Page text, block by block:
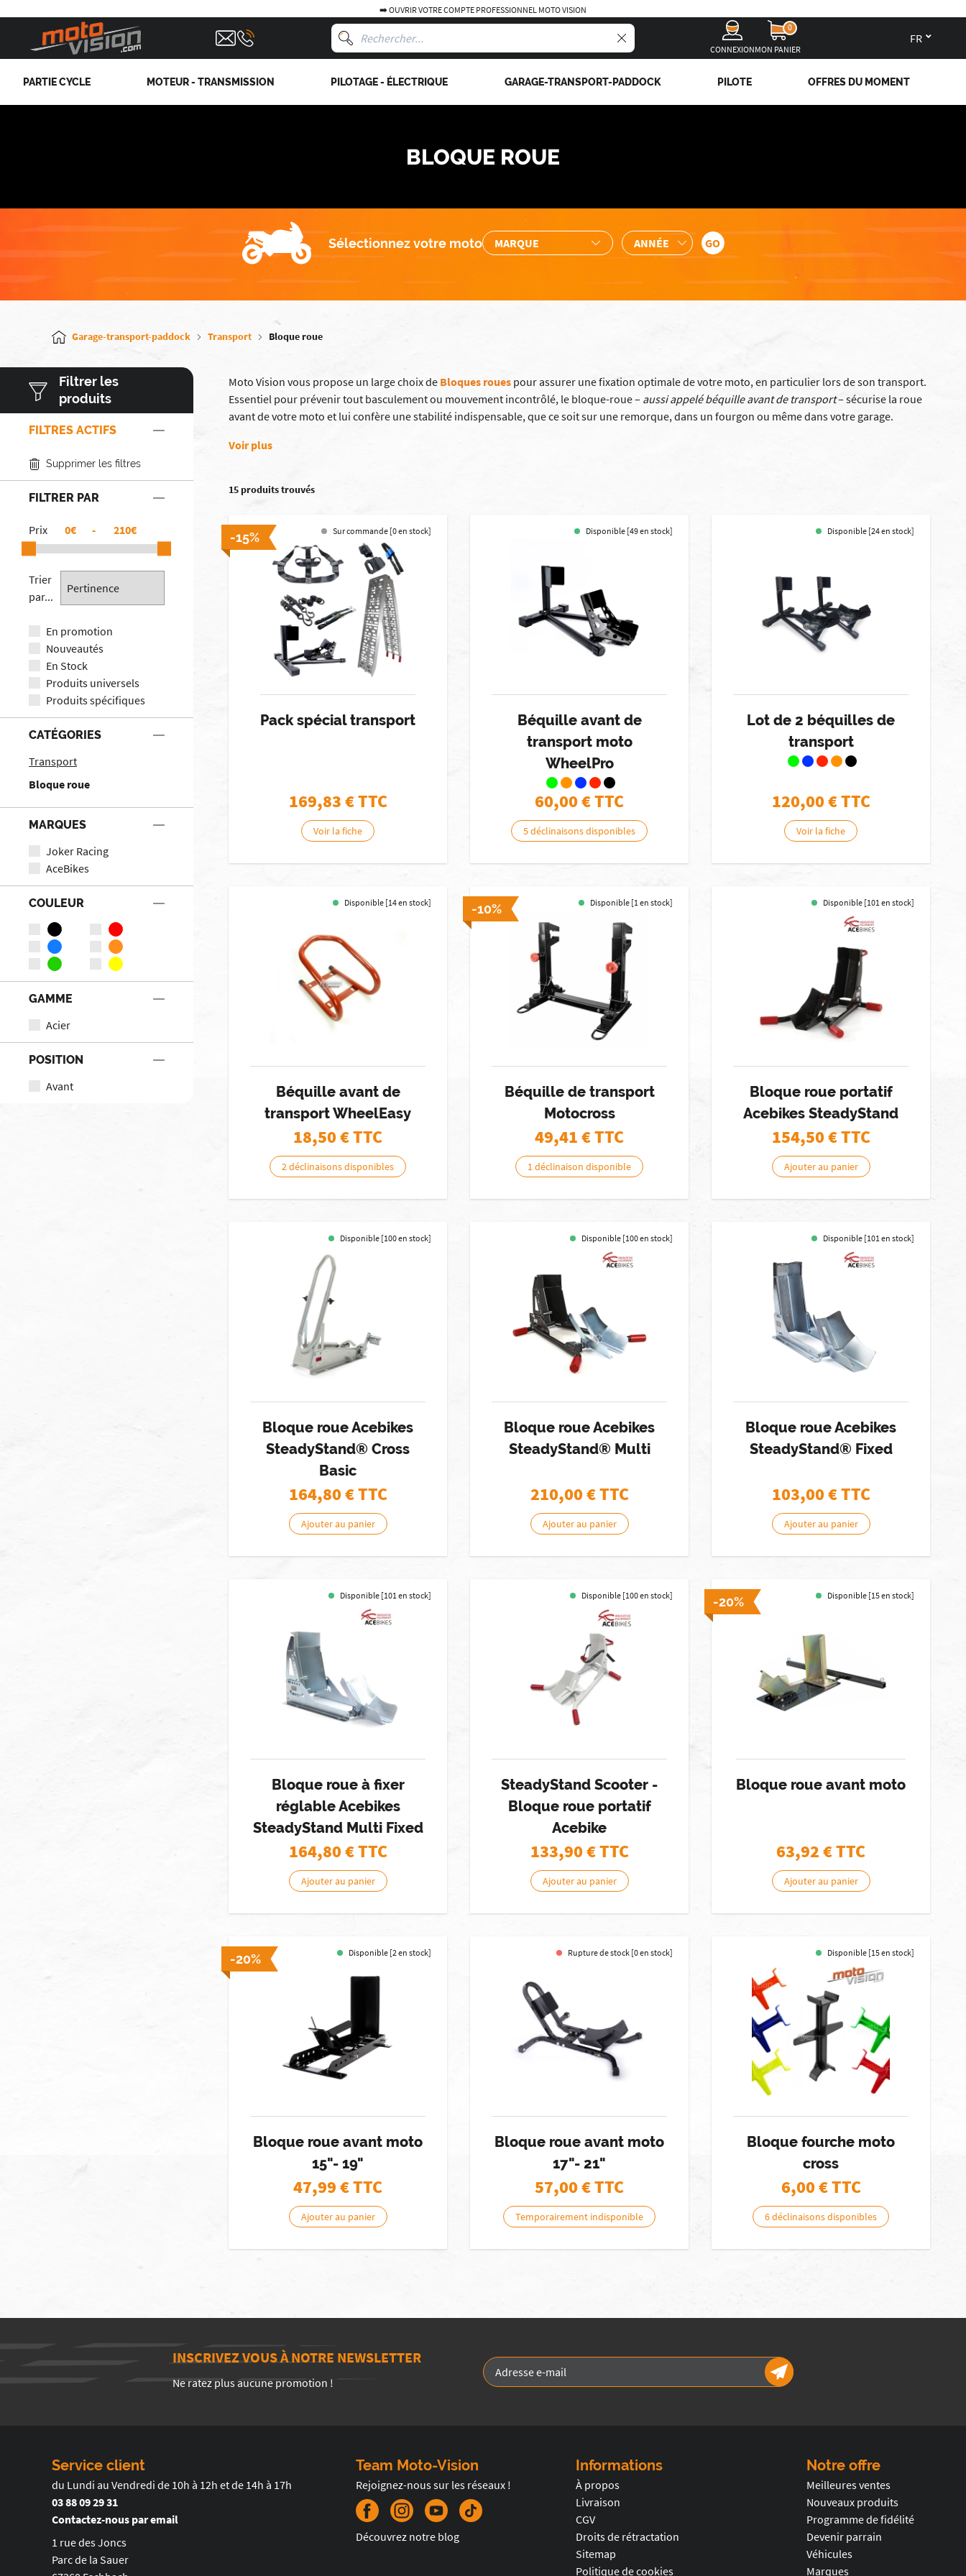
➡️ OUVRIR VOTRE COMPTE PROFESSIONNEL MOTO VISION
CONNEXION
0
MON PANIER
PARTIE CYCLE MOTEUR - TRANSMISSION PILOTAGE - ÉLECTRIQUE GARAGE-TRANSPORT-PADDOCK PILOTE OFFRES DU MOMENT
BLOQUE ROUE
Sélectionnez votre moto
Garage-transport-paddock Transport Bloque roue
Filtrer les
produits
FILTRES ACTIFS
Supprimer les filtres
FILTRER PAR
Prix € - €
Trier
par...
En promotion
Nouveautés
En Stock
Produits universels
Produits spécifiques
CATÉGORIES
Transport
Bloque roue
MARQUES
Joker Racing
AceBikes
COULEUR
GAMME
Acier
POSITION
Avant
Moto Vision vous propose un large choix de Bloques roues pour assurer une fixation optimale de votre moto, en particulier lors de son transport.
Essentiel pour prévenir tout basculement ou mouvement incontrôlé, le bloque-roue – aussi appelé béquille avant de transport– sécurise la roue
avant de votre moto et lui confère une stabilité indispensable, que ce soit sur une remorque, dans un fourgon ou même dans votre garage.
Voir plus
15 produits trouvés
-15% Sur commande [0 en stock]
Pack spécial transport
169,83€ TTC
Voir la fiche
Disponible [49 en stock]
Béquille avant de
transport moto
WheelPro
60,00€ TTC
5 déclinaisons disponibles
Disponible [24 en stock]
Lot de 2 béquilles de
transport
120,00€ TTC
Voir la fiche
Disponible [14 en stock]
Béquille avant de
transport WheelEasy
18,50€ TTC
2 déclinaisons disponibles
-10% Disponible [1 en stock]
Béquille de transport
Motocross
49,41 € TTC
1 déclinaison disponible
Disponible [101 en stock]
Bloque roue portatif
Acebikes SteadyStand
154,50€ TTC
Ajouter au panier
Disponible [100 en stock]
Bloque roue Acebikes
SteadyStand® Cross
Basic
164,80€ TTC
Ajouter au panier
Disponible [100 en stock]
Bloque roue Acebikes
SteadyStand® Multi
210,00€ TTC
Ajouter au panier
Disponible [101 en stock]
Bloque roue Acebikes
SteadyStand® Fixed
103,00€ TTC
Ajouter au panier
Disponible [101 en stock]
Bloque roue à fixer
réglable Acebikes
SteadyStand Multi Fixed
164,80€ TTC
Ajouter au panier
Disponible [100 en stock]
SteadyStand Scooter -
Bloque roue portatif
Acebike
133,90€ TTC
Ajouter au panier
-20% Disponible [15 en stock]
Bloque roue avant moto
63,92 € TTC
Ajouter au panier
-20% Disponible [2 en stock]
Bloque roue avant moto
15"- 19"
47,99 € TTC
Ajouter au panier
Rupture de stock [0 en stock]
Bloque roue avant moto
17"- 21"
57,00€ TTC
Temporairement indisponible
Disponible [15 en stock]
Bloque fourche moto
cross
6,00€ TTC
6 déclinaisons disponibles
INSCRIVEZ VOUS À NOTRE NEWSLETTER
Ne ratez plus aucune promotion !
Service client
du Lundi au Vendredi de 10h à 12h et de 14h à 17h
03 88 09 29 31
Contactez-nous par email
1 rue des Joncs
Parc de la Sauer
Team Moto-Vision
Rejoignez-nous sur les réseaux !
Découvrez notre blog
Informations
À propos
Livraison
CGV
Droits de rétractation
Sitemap
Politique de cookies
Notre offre
Meilleures ventes
Nouveaux produits
Programme de fidélité
Devenir parrain
Véhicules
Marques